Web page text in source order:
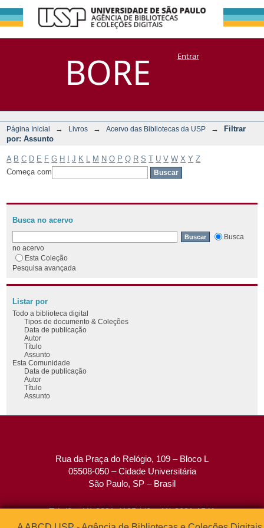
BORE
Filtrar por:
Assunto
DSpace/Manakin + CoriscoEntrar
Página Inicial → Livros → Acervo das Bibliotecas da USP →
Filtrar
por: Assunto
A B C D E F G H J K M N O P Q R S T U V W X Y Z
Começa com
Busca no acervo
Busca
no acervo
Esta Coleção
Pesquisa avançada
Listar por
Todo a biblioteca digital
Tipos de documento & Coleções
Data de publicação
Autor
Título
Assunto
Esta Comunidade
Data de publicação
Autor
Título
Assunto
Rua da Praça do Relógio, 109 – Bloco L
05508-050 – Cidade Universitária
São Paulo, SP – Brasil
Tel: (0xx11) 3091-4195 / (0xx11) 3091-1541
Fax: (0xx11) 3091-1567